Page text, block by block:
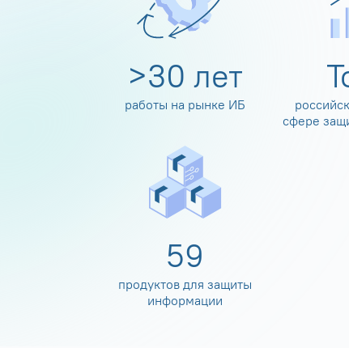
>30 лет
работы на рынке ИБ
сфере
60
продуктов для защиты
информации